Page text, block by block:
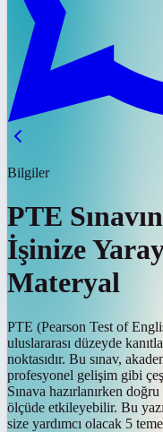
Bilgiler
PTE
İşinize
Materyal
PTE (Pearson Test of
uluslararası düzeyde
noktasıdır. Bu sınav,
profesyonel gelişim gibi
Sınava hazırlanırken
ölçüde etkileyebilir. Bu
size yardımcı olacak 5